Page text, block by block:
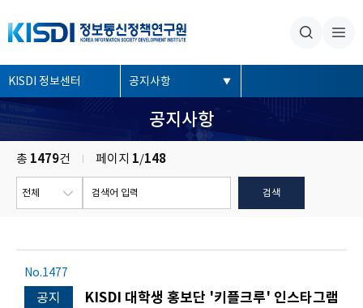
좌
측
메
뉴
KISDI 정보센터 공지사항
공지사항
총 1479건 페이지 1/148
No.1477
공지
KISDI 대학생 홍보단 '키플크루' 인스타그램